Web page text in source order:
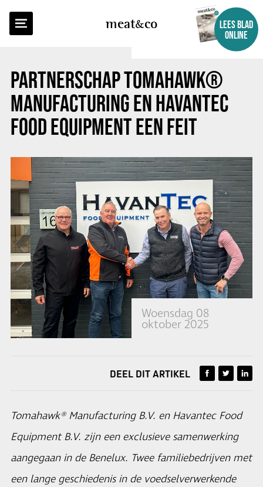
meatco
LEES BLAD
ONLINE
PARTNERSCHAP TOMAHAWK®
MANUFACTURING EN HAVANTEC
FOOD EQUIPMENT EEN FEIT
Woensdag 08
oktober 2025
TERUG NAAR OVERZICHT
DEEL DIT ARTIKEL
Tomahawk® Manufacturing B.V. en Havantec Food
Equipment B.V. zijn een exclusieve samenwerking
aangegaan in de Benelux. Twee familiebedrijven met
een lange geschiedenis in de voedselverwerkende